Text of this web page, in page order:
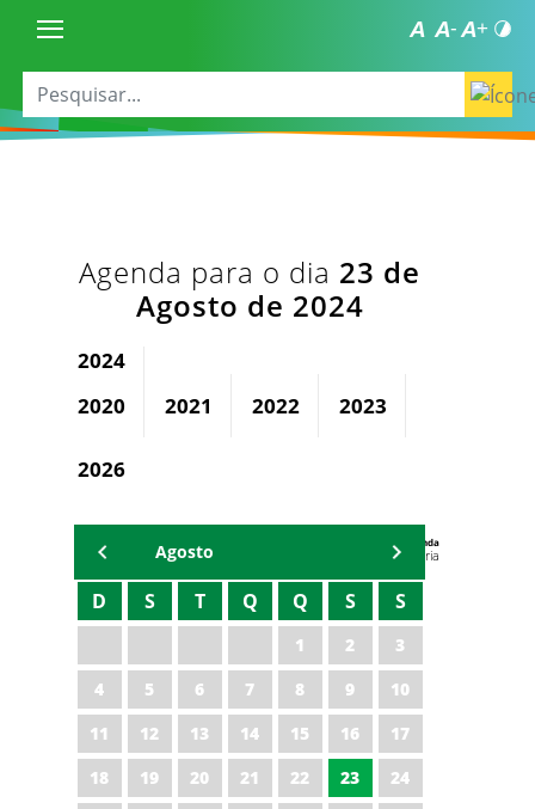
Agenda para o dia 23 de
Agosto de 2024
2024
2020
2021 2022 2023
2026
Agenda
Universitária
Agosto
D S T Q Q S S
1 2
3
4
5 6 7 8 9
10
11
12 13 14 15 16
17
18
19 20 21 22 23
24